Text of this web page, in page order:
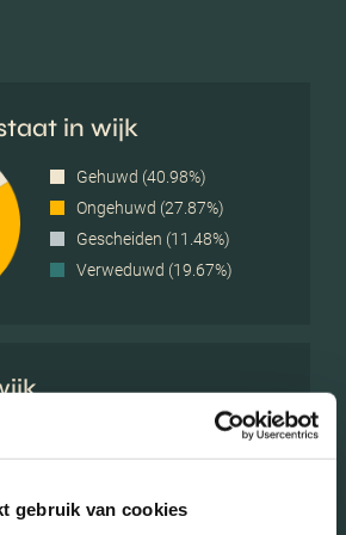
gebruik van cookies
in wijk
Gehuwd (40.98%)
Ongehuwd (27.87%)
Gescheiden (11.48%)
Verweduwd (19.67%)
45 - 65 jaar (14.52%)